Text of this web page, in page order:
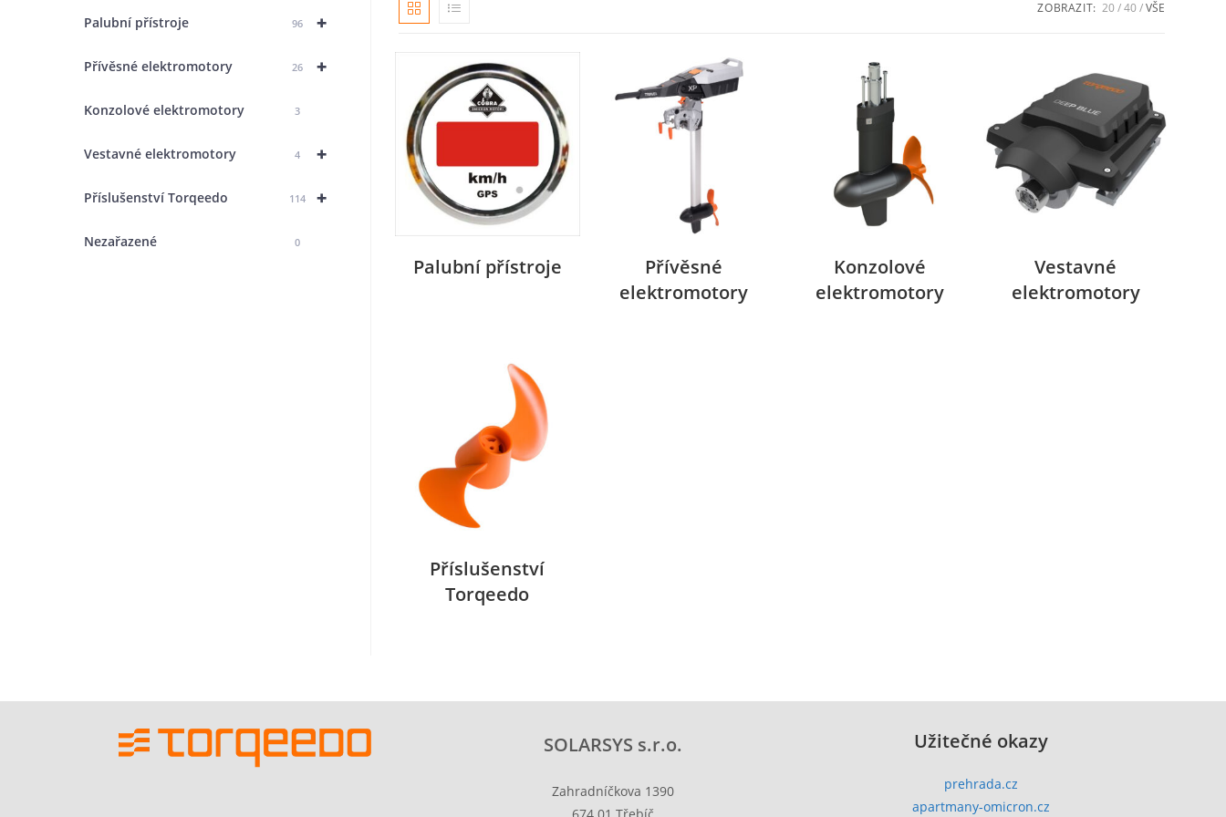
ZOBRAZIT: 20 40 VŠE
Palubní přístroje
Přívěsné
elektromotory
Konzolové
elektromotory
Vestavné
elektromotory
Příslušenství
Torqeedo
+
Palubní přístroje 96
+
Přívěsné elektromotory 26
Konzolové elektromotory 3
+
Vestavné elektromotory 4
+
Příslušenství Torqeedo 114
Nezařazené 0
SOLARSYS s.r.o.
Zahradníčkova 1390
Užitečné okazy
prehrada.cz
apartmany-omicron.cz